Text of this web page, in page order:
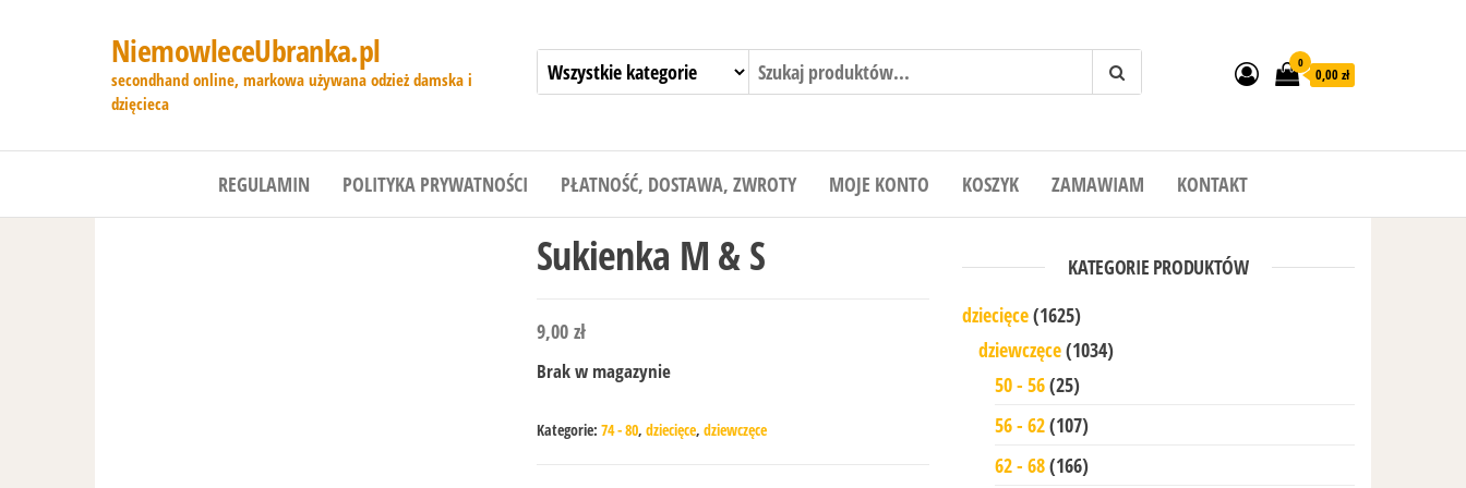
NiemowleceUbranka.pl
secondhand online, markowa używana odzież damska i
dzięcieca
0
0,00 zł
REGULAMIN POLITYKA PRYWATNOŚCI PŁATNOŚĆ, DOSTAWA, ZWROTY MOJE KONTO KOSZYK ZAMAWIAM KONTAKT
Sukienka M & S
9,00 zł
Brak w magazynie
Kategorie: 74 - 80, dziecięce, dziewczęce
KATEGORIE PRODUKTÓW
dziecięce(1625)
dziewczęce(1034)
50 - 56(25)
56 - 62(107)
62 - 68(166)